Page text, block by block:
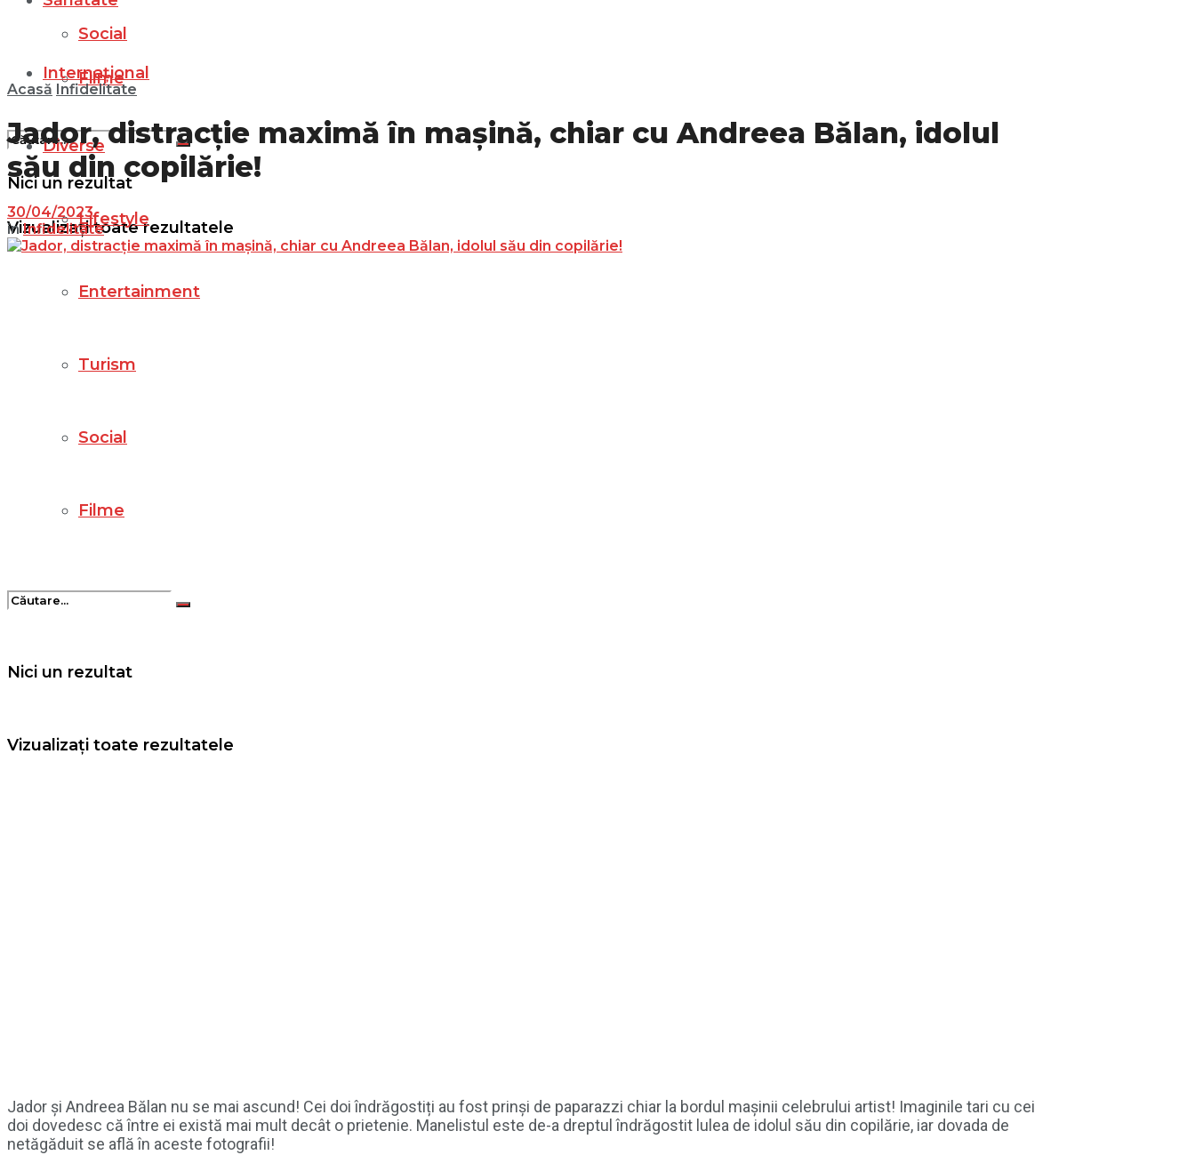
Social
Filme
Nici un rezultat
Vizualizați toate rezultatele
Internațional
Diverse
Lifestyle
Entertainment
Turism
Social
Filme
Nici un rezultat
Vizualizați toate rezultatele
Acasă Infidelitate
Jador, distracție maximă în mașină, chiar cu Andreea Bălan, idolul
său din copilărie!
30/04/2023
in Infidelitate
Jador și Andreea Bălan nu se mai ascund! Cei doi îndrăgostiți au fost prinși de paparazzi chiar la bordul mașinii celebrului artist! Imaginile tari cu cei
doi dovedesc că între ei există mai mult decât o prietenie. Manelistul este de-a dreptul îndrăgostit lulea de idolul său din copilărie, iar dovada de
netăgăduit se află în aceste fotografii!